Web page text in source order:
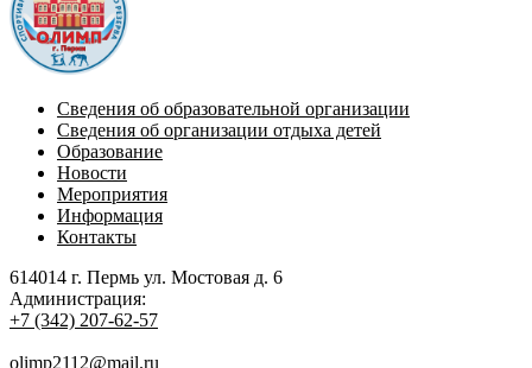
Сведения об образовательной организации
Сведения об организации отдыха детей
Образование
Новости
Мероприятия
Информация
Контакты
614014 г. Пермь ул. Мостовая д. 6
Администрация:
+7 (342) 207-62-57
olimp2112@mail.ru